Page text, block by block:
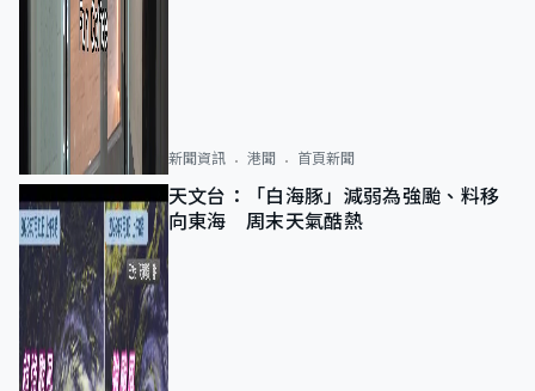
新聞資訊 港聞 首頁新聞
天文台：「白海豚」減弱為強颱、料移
向東海 周末天氣酷熱